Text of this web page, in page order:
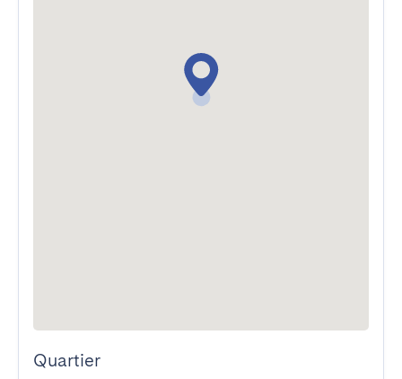
Quartier